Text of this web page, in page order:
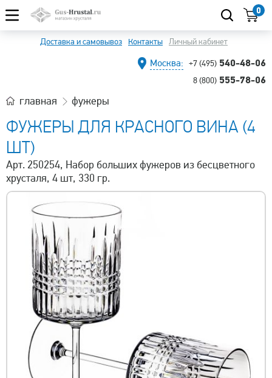
0
Доставка и самовывоз Контакты Личный кабинет
Москва: +7 (495) 540-48-06
8 (800) 555-78-06
главная фужеры
ФУЖЕРЫ ДЛЯ КРАСНОГО ВИНА (4
ШТ)
Арт. 250254, Набор больших фужеров из бесцветного
хрусталя, 4 шт, 330 гр.